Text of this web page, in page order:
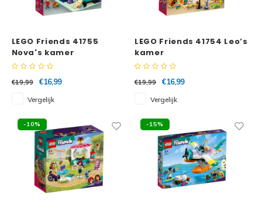
LEGO Friends 41755
Nova's kamer
€19,99
€16,99
Vergelijk
LEGO Friends 41754 Leo’s
kamer
€19,99
€16,99
Vergelijk
-10% -15%